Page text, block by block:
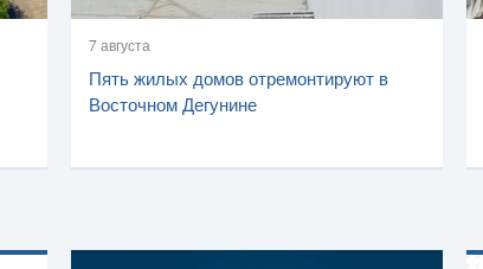
7 августа
Пять жилых домов отремонтируют в
Восточном Дегунине